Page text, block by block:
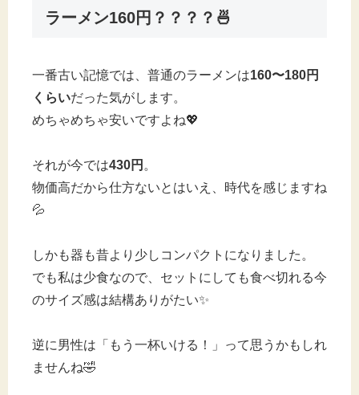
ラーメン160円？？？？🍜
一番古い記憶では、普通のラーメンは160〜180円
くらいだった気がします。
めちゃめちゃ安いですよね💖
それが今では430円 。
物価高だから仕方ないとはいえ、時代を感じますね
💦
しかも器も昔より少しコンパクトになりました。
でも私は少食なので、セットにしても食べ切れる今
のサイズ感は結構ありがたい✨
逆に男性は「もう一杯いける！」って思うかもしれ
ませんね🤣